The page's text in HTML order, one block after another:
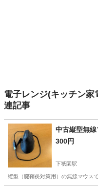
電子レンジ(キッチン
連記事
中古縦型無線
300円
下祇園駅
縦型（腱鞘炎対策用）の無線マウス